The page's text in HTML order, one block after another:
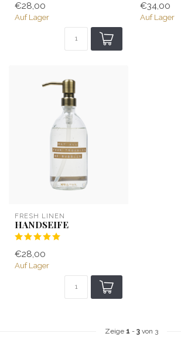
€28,00
Auf Lager
€34,00
Auf Lager
FRESH LINEN
HANDSEIFE
€28,00
Auf Lager
Zeige 1 - 3von 3